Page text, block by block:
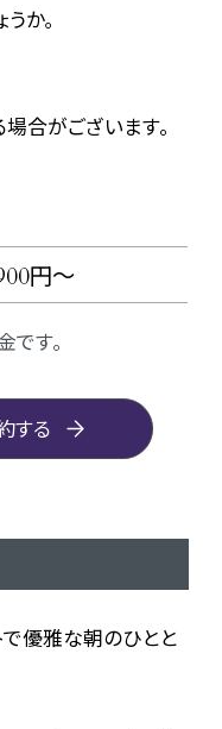
か｡
合がございます。
円～
す。
する
で優雅な朝のひとと